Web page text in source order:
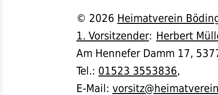
© 2026 Heimatverein
1. Vorsitzender: Herbert
Am Hennefer Damm 17,
Tel.: 01523 3553836,
E-Mail: